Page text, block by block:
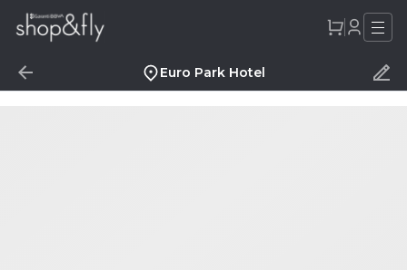
Euro Park Hotel